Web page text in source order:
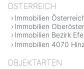
ÖSTERREICH
Immobilien
Immobilien
Immobilien Bezirk
Immobilien 4070
OBJEKTARTEN